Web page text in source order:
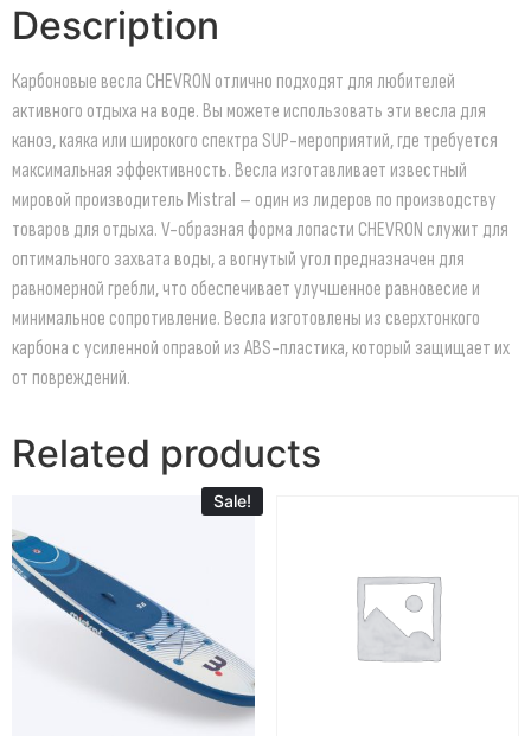
Description
Карбоновые весла CHEVRON отлично подходят для любителей
активного отдыха на воде. Вы можете использовать эти весла для
каноэ, каяка или широкого спектра SUP-мероприятий, где требуется
максимальная эффективность. Весла изготавливает известный
мировой производитель Mistral – один из лидеров по производству
товаров для отдыха. V-образная форма лопасти CHEVRON служит для
оптимального захвата воды, а вогнутый угол предназначен для
равномерной гребли, что обеспечивает улучшенное равновесие и
минимальное сопротивление. Весла изготовлены из сверхтонкого
карбона с усиленной оправой из ABS-пластика, который защищает их
от повреждений.
Related products
Sale!